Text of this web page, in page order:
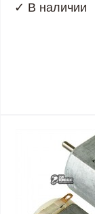
✓ В наличии